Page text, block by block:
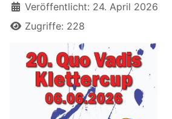
Veröffentlicht: 24. April 2026
Zugriffe: 228